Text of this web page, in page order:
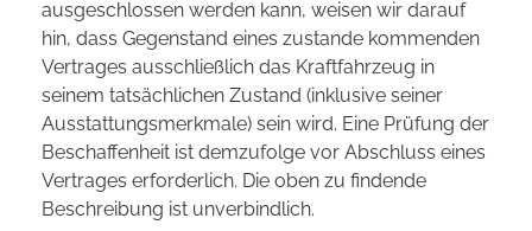
ausgeschlossen werden kann, weisen wir darauf
hin, dass Gegenstand eines zustande kommenden
Vertrages ausschließlich das Kraftfahrzeug in
seinem tatsächlichen Zustand (inklusive seiner
Ausstattungsmerkmale) sein wird. Eine Prüfung der
Beschaffenheit ist demzufolge vor Abschluss eines
Vertrages erforderlich. Die oben zu findende
Beschreibung ist unverbindlich.